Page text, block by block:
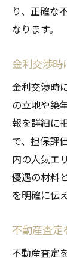
り、正確な
なります。
金利交渉時
金利交渉時
の立地や築
報を詳細に
で、担保評
内の人気エ
優遇の材料
を明確に伝
不動産査定
不動産査定